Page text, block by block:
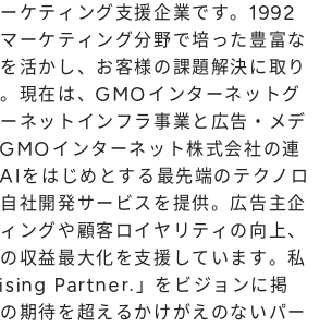
ケティング支援企業です。1992
ーケティング分野で培った豊富な
活かし、お客様の課題解決に取り
現在は、GMOインターネットグ
ネットインフラ事業と広告・メデ
インターネット株式会社の連
をはじめとする最先端のテクノロ
社開発サービスを提供。広告主企
ングや顧客ロイヤリティの向上、
収益最大化を支援しています。私
Partner.」をビジョンに掲
期待を超えるかけがえのないパー